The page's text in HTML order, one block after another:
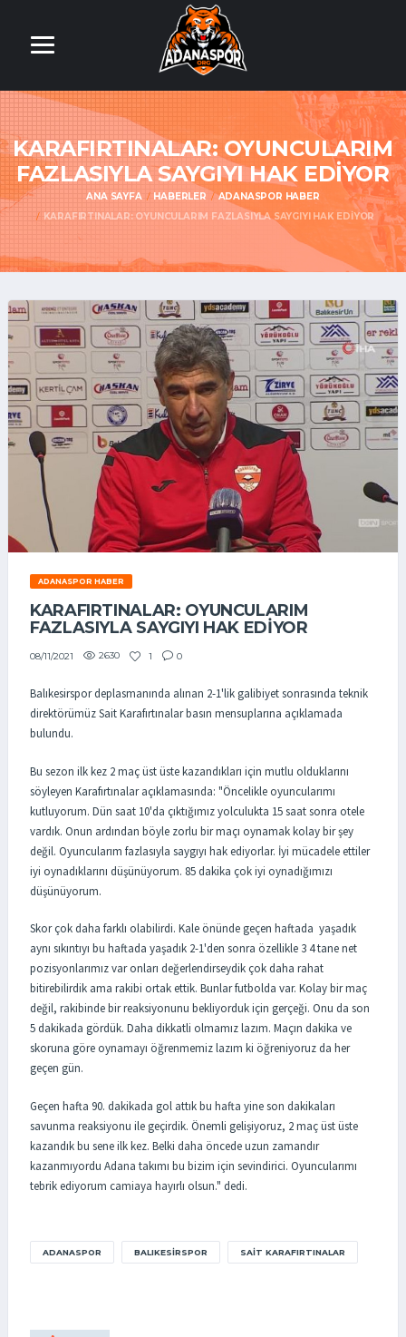
KARAFIRTINALAR: OYUNCULARIM
FAZLASIYLA SAYGIYI HAK EDİYOR
ANA SAYFA HABERLER
ADANASPOR HABER
KARAFIRTINALAR: OYUNCULARIM FAZLASIYLA SAYGIYI HAK EDİYOR
ADANASPOR HABER
KARAFIRTINALAR: OYUNCULARIM
FAZLASIYLA SAYGIYI HAK EDİYOR
08/11/2021 2630 1 0
Balıkesirspor deplasmanında alınan 2-1'lik galibiyet sonrasında teknik
direktörümüz Sait Karafırtınalar basın mensuplarına açıklamada
bulundu.
Bu sezon ilk kez 2 maç üst üste kazandıkları için mutlu olduklarını
söyleyen Karafırtınalar açıklamasında: "Öncelikle oyuncularımı
kutluyorum. Dün saat 10'da çıktığımız yolculukta 15 saat sonra otele
vardık. Onun ardından böyle zorlu bir maçı oynamak kolay bir şey
değil. Oyuncularım fazlasıyla saygıyı hak ediyorlar. İyi mücadele ettiler
iyi oynadıklarını düşünüyorum. 85 dakika çok iyi oynadığımızı
düşünüyorum.
Skor çok daha farklı olabilirdi. Kale önünde geçen haftada yaşadık
aynı sıkıntıyı bu haftada yaşadık 2-1'den sonra özellikle 3 4 tane net
pozisyonlarımız var onları değerlendirseydik çok daha rahat
bitirebilirdik ama rakibi ortak ettik. Bunlar futbolda var. Kolay bir maç
değil, rakibinde bir reaksiyonunu bekliyorduk için gerçeği. Onu da son
5 dakikada gördük. Daha dikkatli olmamız lazım. Maçın dakika ve
skoruna göre oynamayı öğrenmemiz lazım ki öğreniyoruz da her
geçen gün.
Geçen hafta 90. dakikada gol attık bu hafta yine son dakikaları
savunma reaksiyonu ile geçirdik. Önemli gelişiyoruz, 2 maç üst üste
kazandık bu sene ilk kez. Belki daha öncede uzun zamandır
kazanmıyordu Adana takımı bu bizim için sevindirici. Oyuncularımı
tebrik ediyorum camiaya hayırlı olsun." dedi.
ADANASPOR BALIKESIRSPOR SAIT KARAFIRTINALAR